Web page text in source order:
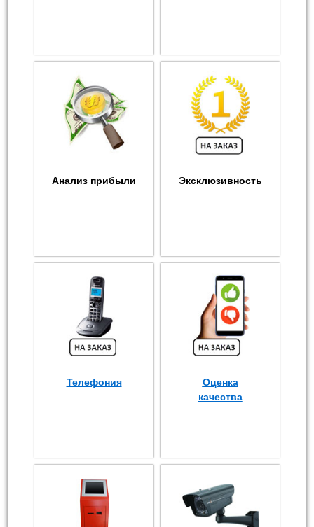
Анализ прибыли Эксклюзивность
Телефония
Оценка
качества